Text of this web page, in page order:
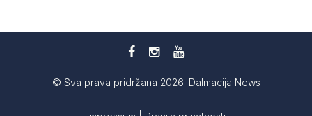
© Sva prava pridržana 2026. Dalmacija News